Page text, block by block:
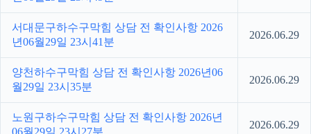
서대문구하수구막힘 상담 전 확인사항 2026
년06월29일 23시41분
2026.06.29
양천하수구막힘 상담 전 확인사항 2026년06
월29일 23시35분
2026.06.29
노원구하수구막힘 상담 전 확인사항 2026년
06월29일 23시27분
2026.06.29